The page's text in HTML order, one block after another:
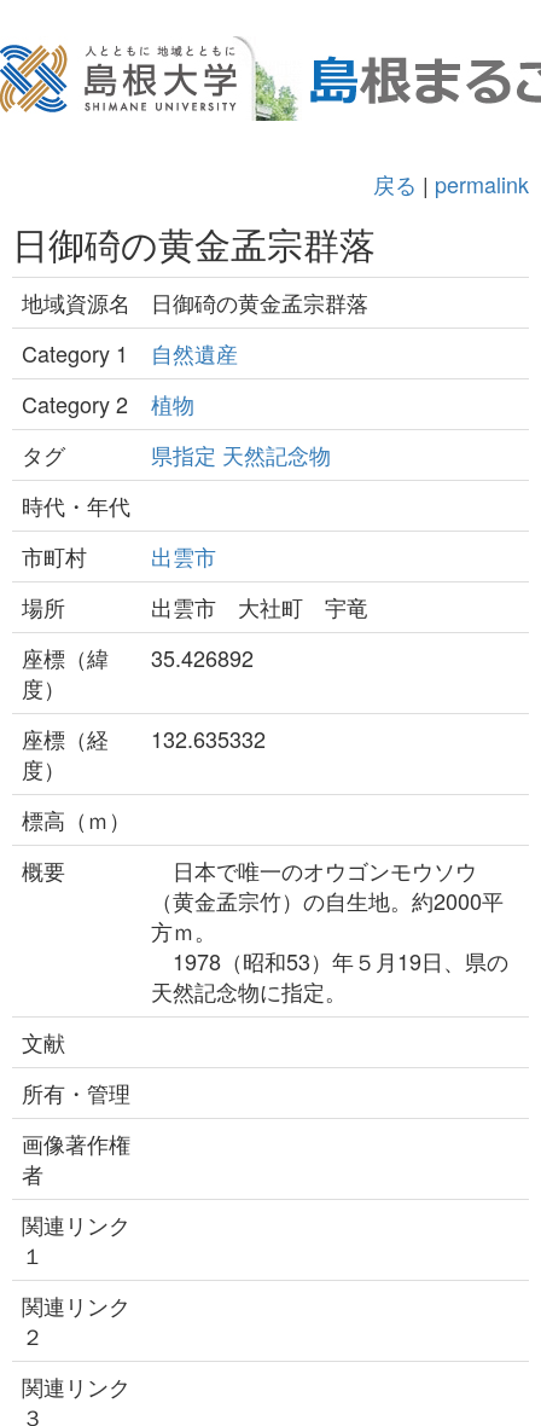
戻る | permalink
日御碕の黄金孟宗群落
地域資源名
日御碕の黄金孟宗群落
Category 1
自然遺産
Category 2
植物
タグ
県指定 天然記念物
時代・年代
市町村
出雲市
場所
出雲市 大社町 宇竜
座標（緯
度）
35.426892
座標（経
度）
132.635332
標高（ｍ）
概要
日本で唯一のオウゴンモウソウ
（黄金孟宗竹）の自生地。約2000平
方ｍ。
1978（昭和53）年５月19日、県の
天然記念物に指定。
文献
所有・管理
画像著作権
者
関連リンク
１
関連リンク
２
関連リンク
３